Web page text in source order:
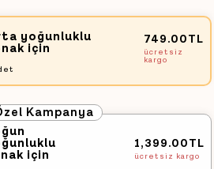
yoğunluklu
için
kullanılamıyor
749.00TL
ücretsiz
kargo
Kampanya
için
1,399.00TL
ücretsiz kargo